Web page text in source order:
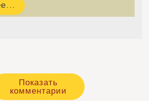
Показать
комментарии